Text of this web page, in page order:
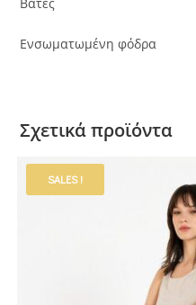
Ενσωματωμένη φόδρα
Σχετικά προϊόντα
SALES !